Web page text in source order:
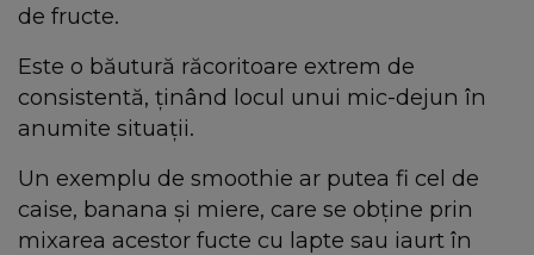
de fructe.
Este o băutură răcoritoare extrem de
consistentă, ținând locul unui mic-dejun în
anumite situații.
Un exemplu de smoothie ar putea fi cel de
caise, banana și miere, care se obține prin
mixarea acestor fucte cu lapte sau iaurt în